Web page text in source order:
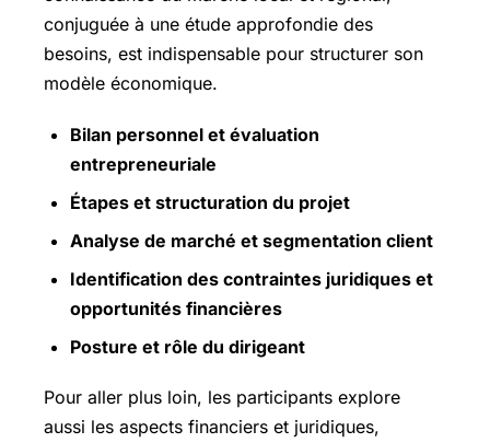
conjuguée à une étude approfondie des
besoins, est indispensable pour structurer son
modèle économique.
Bilan personnel et évaluation
entrepreneuriale
Étapes et structuration du projet
Analyse de marché et segmentation client
Identification des contraintes juridiques et
opportunités financières
Posture et rôle du dirigeant
Pour aller plus loin, les participants explore
aussi les aspects financiers et juridiques,